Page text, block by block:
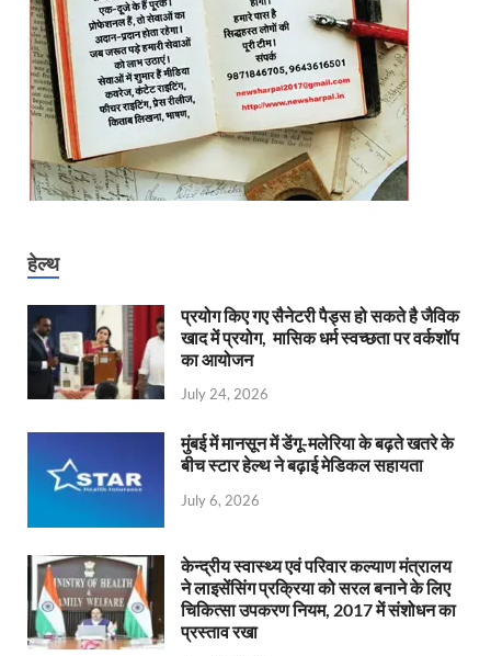
हेल्थ
प्रयोग किए गए सैनेटरी पैड्स हो सकते है जैविक
खाद में प्रयोग, मासिक धर्म स्वच्छता पर वर्कशॉप
का आयोजन
July 24, 2026
मुंबई में मानसून में डेंगू-मलेरिया के बढ़ते खतरे के
बीच स्टार हेल्थ ने बढ़ाई मेडिकल सहायता
July 6, 2026
केन्‍द्रीय स्वास्थ्य एवं परिवार कल्याण मंत्रालय
ने लाइसेंसिंग प्रक्रिया को सरल बनाने के लिए
चिकित्सा उपकरण नियम, 2017 में संशोधन का
प्रस्ताव रखा